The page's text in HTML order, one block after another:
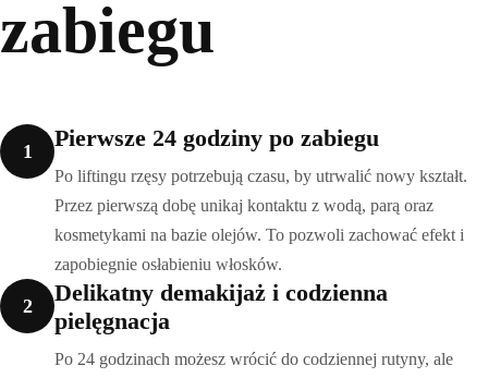
zabiegu
1 Pierwsze 24 godziny po zabiegu
Po liftingu rzęsy potrzebują czasu, by utrwalić nowy kształt.
Przez pierwszą dobę unikaj kontaktu z wodą, parą oraz
kosmetykami na bazie olejów. To pozwoli zachować efekt i
zapobiegnie osłabieniu włosków.
2
Delikatny demakijaż i codzienna
pielęgnacja
Po 24 godzinach możesz wrócić do codziennej rutyny, ale